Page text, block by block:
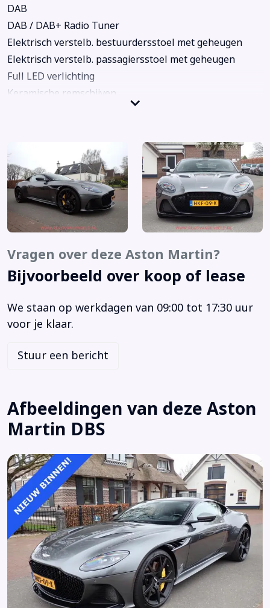
DAB
DAB / DAB+ Radio Tuner
Elektrisch verstelb. bestuurdersstoel met geheugen
Elektrisch verstelb. passagiersstoel met geheugen
Full LED verlichting
Keramische remschijven
Lichtmetalen velgen 21inch
Navigatiesysteem full map
Schakelmogelijkheid aan stuurwiel
Sportstoelen
Sportstuur
Voorstoelen verwarmd
Zwarte hemelbekleding
Achterspoiler
Adaptief demping systeem
Airbag passagier
Anti Blokkeer Systeem
Anti doorSlip Regeling
Audio installatie
Bandenspanningscontrolesysteem
Bestuurdersstoel in hoogte verstelbaar
Bluetooth
Bluetooth carkit
Bluetooth telefoonvoorbereiding
Boordcomputer
Brake Assist System
Buitenspiegels elektrisch verstelbaar
Vragen over deze Aston Martin?
Bijvoorbeeld over koop of lease
We staan op werkdagen van 09:00 tot 17:30 uur
voor je klaar.
Stuur een bericht
Afbeeldingen van deze Aston
Martin DBS